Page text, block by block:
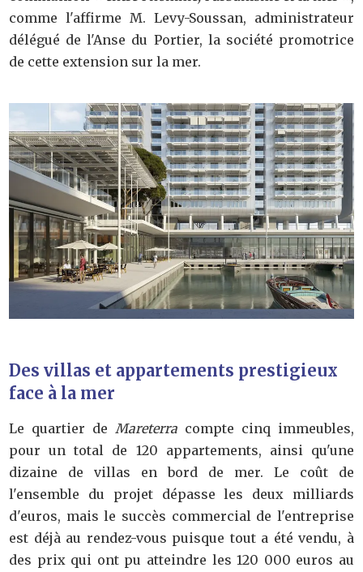
comme l'affirme M. Levy-Soussan, administrateur
délégué de l'Anse du Portier, la société promotrice
de cette extension sur la mer.
Des villas et appartements prestigieux
face à la mer
Le quartier de Mareterra compte cinq immeubles,
pour un total de 120 appartements, ainsi qu'une
dizaine de villas en bord de mer. Le coût de
l'ensemble du projet dépasse les deux milliards
d'euros, mais le succès commercial de l'entreprise
est déjà au rendez-vous puisque tout a été vendu, à
des prix qui ont pu atteindre les 120 000 euros au